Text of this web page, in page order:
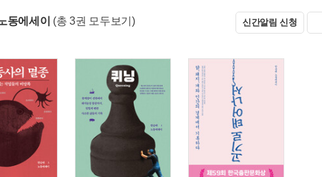
동에세이 (총 3권 모두보기) 신간알림 신청